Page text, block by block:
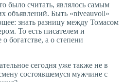
было считать, являлось самым
объявлений. Быть «niveauvoll»
знать разницу между Томасом
То есть писателем и
богатстве, а о степени
сегодня уже также не в
состоявшемуся мужчине с